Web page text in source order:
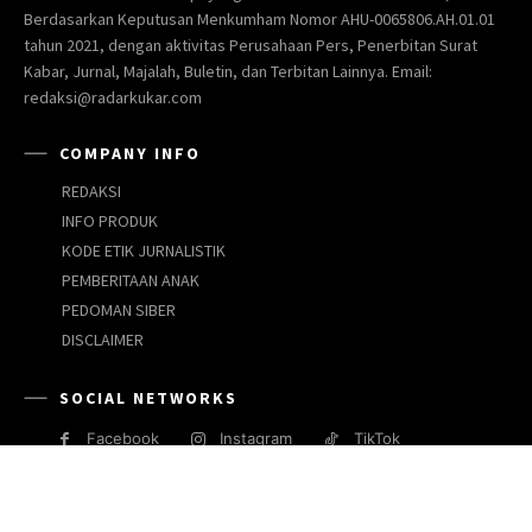
Berdasarkan Keputusan Menkumham Nomor AHU-0065806.AH.01.01
tahun 2021, dengan aktivitas Perusahaan Pers, Penerbitan Surat
Kabar, Jurnal, Majalah, Buletin, dan Terbitan Lainnya. Email:
redaksi@radarkukar.com
COMPANY INFO
REDAKSI
INFO PRODUK
KODE ETIK JURNALISTIK
PEMBERITAAN ANAK
PEDOMAN SIBER
DISCLAIMER
SOCIAL NETWORKS
Facebook Instagram TikTok